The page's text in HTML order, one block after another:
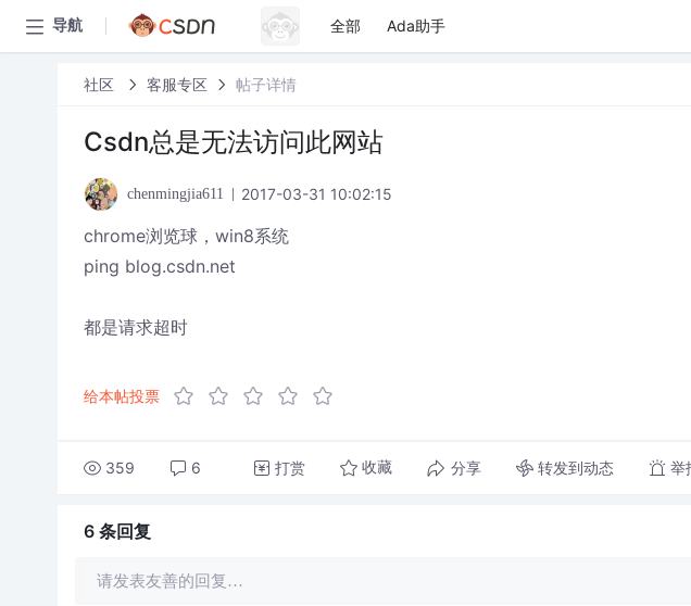
导航 全部 Ada助手
社区 客服专区 帖子详情
Csdn总是无法访问此网站
chenmingjia611 2017-03-31 10:02:15
chrome浏览球，win8系统
ping blog.csdn.net
都是请求超时
给本帖投票
359 6 打赏 收藏 分享 转发到动态 举
6 条回复
请发表友善的回复…